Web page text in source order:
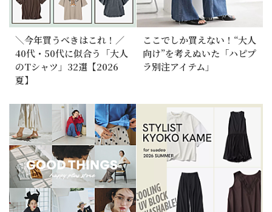
＼今年買うべきはこれ！／
40代・50代に似合う「大人
のTシャツ」32選【2026
夏】
ここでしか買えない！“大人
向け”を考えぬいた「ハピプ
ラ別注アイテム」